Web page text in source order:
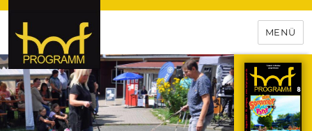
hof-programm – das
Veranstaltungsportal für
Hochfranken
MENÜ